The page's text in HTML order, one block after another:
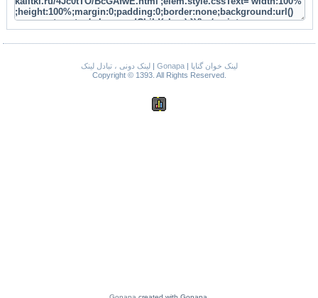
لینک دونی ، تبادل لینک| Gonapa|
لینک خوان گناپا
Copyright © 1393. All Rights Reserved.